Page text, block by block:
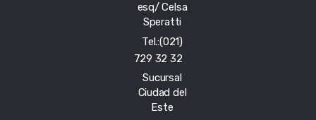
esq/ Celsa
Speratti
Tel.:(021)
729 32 32
Sucursal
Ciudad del
Este